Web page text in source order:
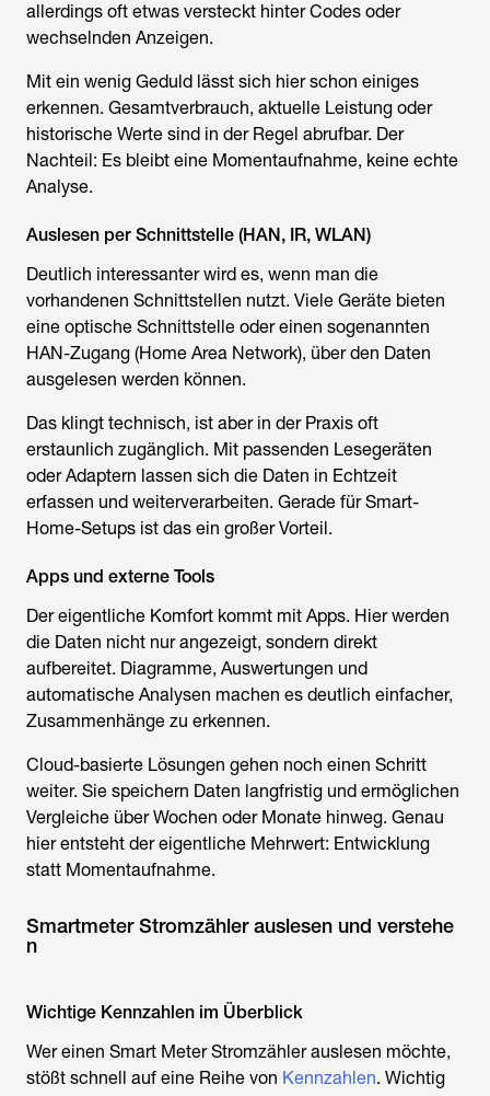
allerdings oft etwas versteckt hinter Codes oder
wechselnden Anzeigen.
Mit ein wenig Geduld lässt sich hier schon einiges
erkennen. Gesamtverbrauch, aktuelle Leistung oder
historische Werte sind in der Regel abrufbar. Der
Nachteil: Es bleibt eine Momentaufnahme, keine echte
Analyse.
Auslesen per Schnittstelle (HAN, IR, WLAN)
Deutlich interessanter wird es, wenn man die
vorhandenen Schnittstellen nutzt. Viele Geräte bieten
eine optische Schnittstelle oder einen sogenannten
HAN-Zugang (Home Area Network), über den Daten
ausgelesen werden können.
Das klingt technisch, ist aber in der Praxis oft
erstaunlich zugänglich. Mit passenden Lesegeräten
oder Adaptern lassen sich die Daten in Echtzeit
erfassen und weiterverarbeiten. Gerade für Smart-
Home-Setups ist das ein großer Vorteil.
Apps und externe Tools
Der eigentliche Komfort kommt mit Apps. Hier werden
die Daten nicht nur angezeigt, sondern direkt
aufbereitet. Diagramme, Auswertungen und
automatische Analysen machen es deutlich einfacher,
Zusammenhänge zu erkennen.
Cloud-basierte Lösungen gehen noch einen Schritt
weiter. Sie speichern Daten langfristig und ermöglichen
Vergleiche über Wochen oder Monate hinweg. Genau
hier entsteht der eigentliche Mehrwert: Entwicklung
statt Momentaufnahme.
Smartmeter Stromzähler auslesen und verstehe
n
Wichtige Kennzahlen im Überblick
Wer einen Smart Meter Stromzähler auslesen möchte,
stößt schnell auf eine Reihe von Kennzahlen. Wichtig